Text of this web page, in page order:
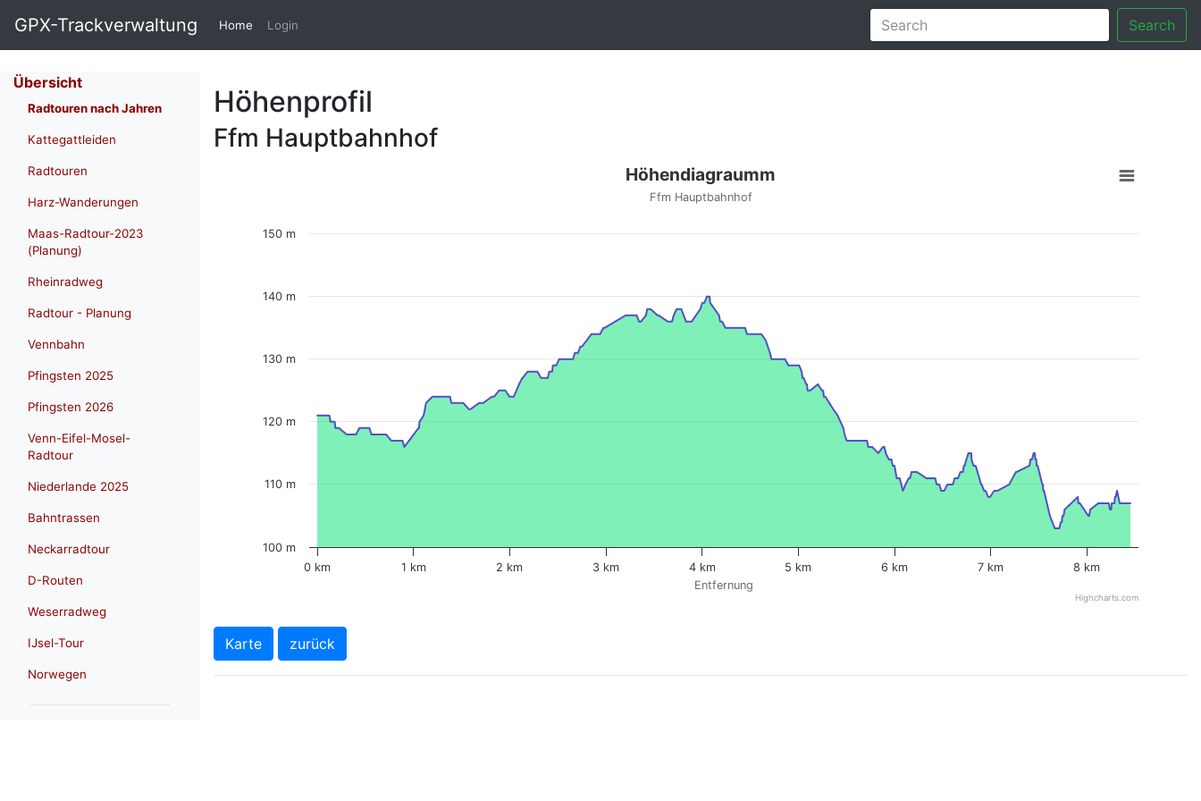
GPX-Trackverwaltung Home (current)
Login Search
Übersicht
Radtouren nach Jahren
Kattegattleiden
Radtouren
Harz-Wanderungen
Maas-Radtour-2023
(Planung)
Rheinradweg
Radtour - Planung
Vennbahn
Pfingsten 2025
Pfingsten 2026
Venn-Eifel-Mosel-
Radtour
Niederlande 2025
Bahntrassen
Neckarradtour
D-Routen
Weserradweg
IJsel-Tour
Norwegen
Höhenprofil
Ffm Hauptbahnhof
Entfernung
Höhendiagraumm
Ffm Hauptbahnhof
0 km 1 km 2 km 3 km 4 km 5 km 6 km 7 km 8 km
100 m
110 m
120 m
130 m
140 m
150 m
Highcharts.com
Karte zurück